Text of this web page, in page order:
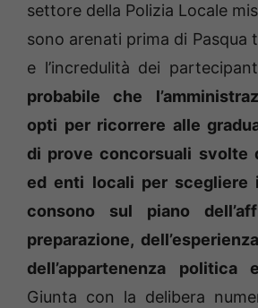
settore della Polizia Locale
sono arenati prima di Pasqua
e l’incredulità dei
probabile che
opti per ricorrere alle
di prove concorsuali svolte
ed enti locali per scegliere
consono sul piano
preparazione,
dell’appartenenza politica
Giunta con la delibera